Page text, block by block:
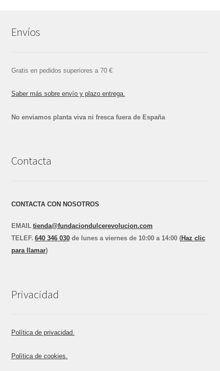
Envíos
Gratis en pedidos superiores a 70 €
Saber más sobre envío y plazo entrega.
No enviamos planta viva ni fresca fuera de España
Contacta
CONTACTA CON NOSOTROS
EMAIL tienda@fundaciondulcerevolucion.com
TELE F. 640 346 030de lunes a viernes de 10:00 a 14:00 (Haz clic
para llamar)
Privacidad
Política de privacidad.
Política de cookies.